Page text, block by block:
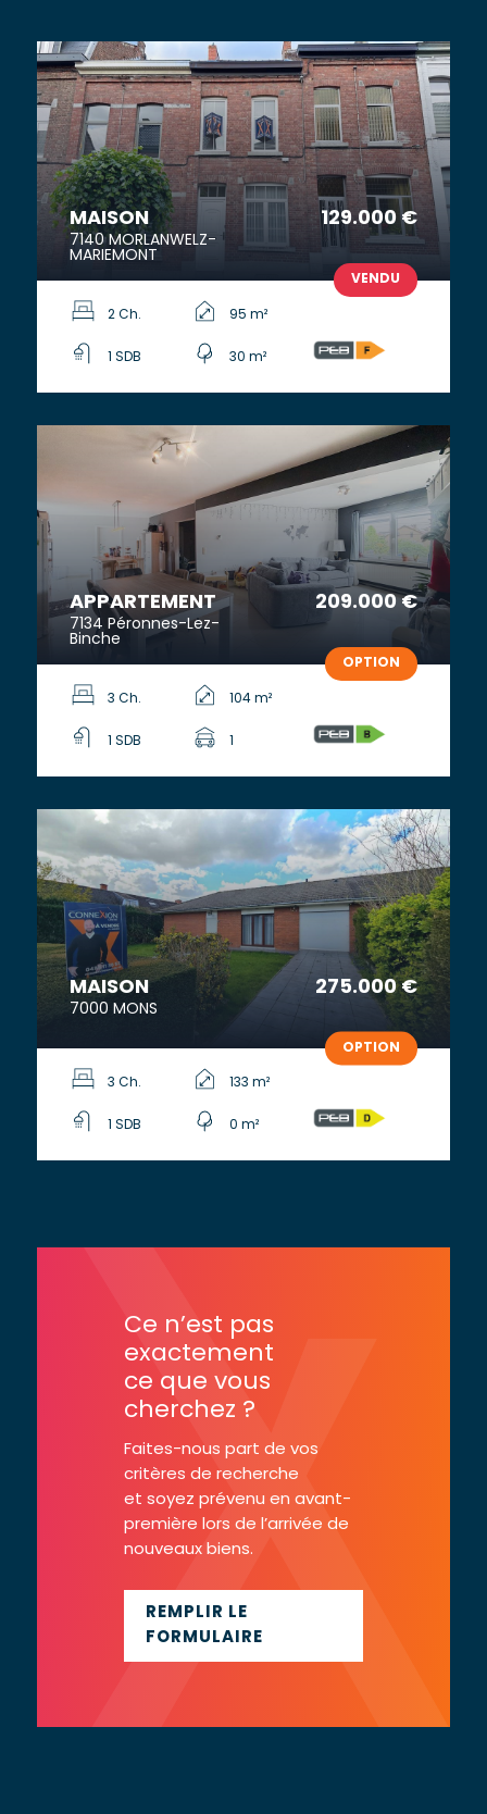
MAISON 129.000 €
7140 MORLANWELZ-
MARIEMONT
VENDU
2 Ch. 95 m²
1 SDB 30 m²
APPARTEMENT 209.000 €
7134 Péronnes-Lez-
Binche
OPTION
3 Ch. 104 m²
1 SDB
MAISON 275.000 €
7000 MONS
OPTION
3 Ch. 133 m²
1 SDB 0 m²
Ce n’est pas
exactement
ce que vous
cherchez ?
Faites-nous part de vos
critères de recherche
et soyez prévenu en avant-
première lors de l’arrivée de
nouveaux biens.
REMPLIR LE
FORMULAIRE